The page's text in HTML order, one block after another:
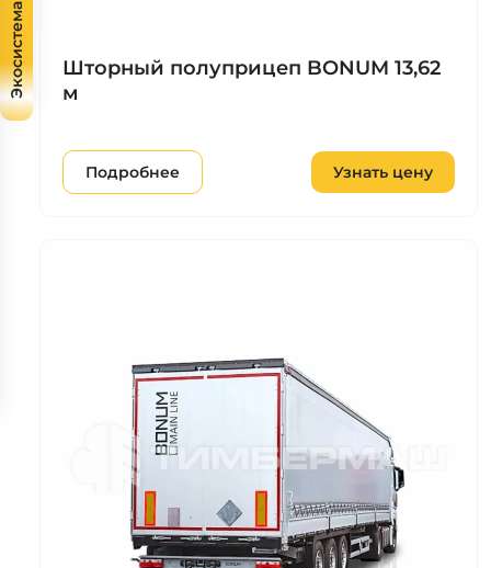
Шторный полуприцеп BONUM 13,62
м
Подробнее Узнать цену
Экосистема